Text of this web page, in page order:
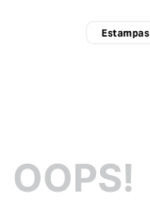
Estampas
OOPS!